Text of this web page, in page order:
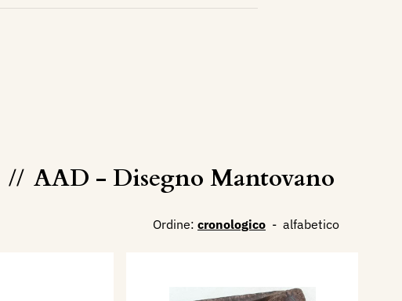
// AAD - Disegno Mantovano
Ordine: cronologico - alfabetico